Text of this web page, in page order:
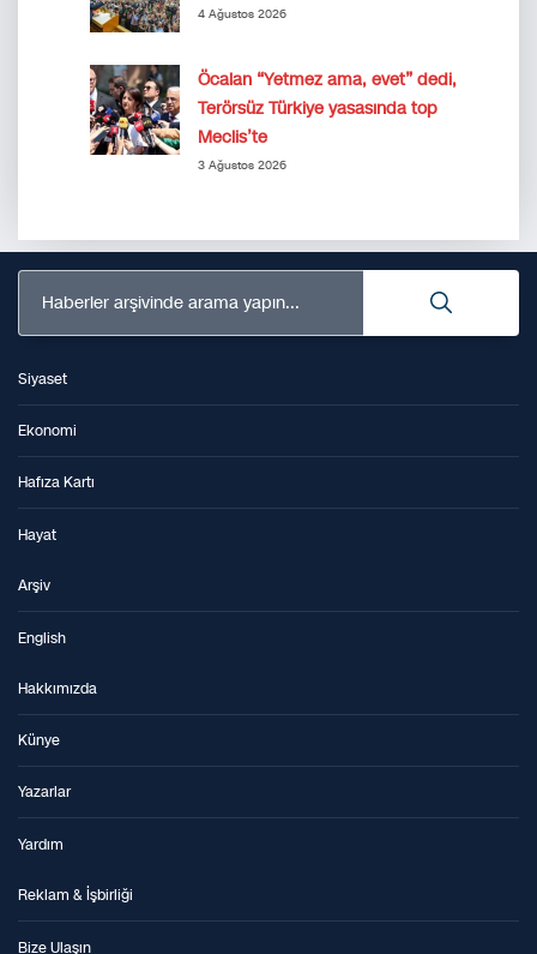
4 Ağustos 2026
Öcalan “Yetmez ama, evet” dedi,
Terörsüz Türkiye yasasında top
Meclis’te
3 Ağustos 2026
Haberler arşivinde arama yapın...
Siyaset
Ekonomi
Hafıza Kartı
Hayat
Arşiv
English
Hakkımızda
Künye
Yazarlar
Yardım
Reklam & İşbirliği
Bize Ulaşın